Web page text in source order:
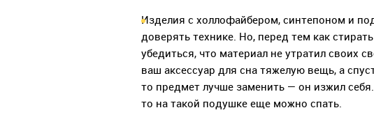
Изделия с холлофайбером, синтепоном и
доверять технике. Но, перед тем как
убедиться, что материал не утратил своих
ваш аксессуар для сна тяжелую вещь, а
то предмет лучше заменить — он изжил
то на такой подушке еще можно спать.